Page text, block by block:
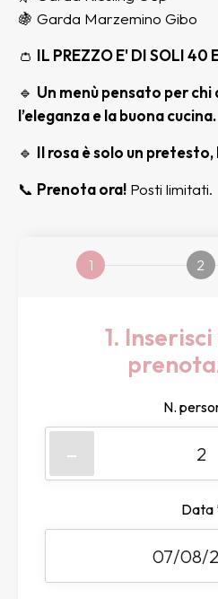
🍇 Garda Marzemino Gibo
👛 IL PREZZO E' DI SOLI 40
🔹 Un menù pensato per
l’eleganza e la buona cucina.
🔹 Il rosa è solo un
📞 Prenota ora! Posti limitati.
1 2
1.
N.
-
Data